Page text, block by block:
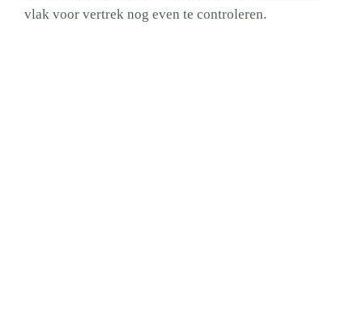
vlak voor vertrek nog even te controleren.